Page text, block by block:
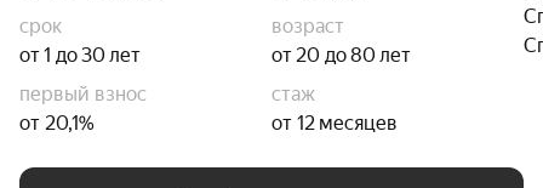
срок
от 1 до 30 лет
возраст
от 20 до 80 лет
первый взнос
от 20,1%
стаж
от 12 месяцев